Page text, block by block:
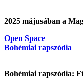
2025 májusában a
Open Space
Bohémiai rapszódia
Bohémiai rapszódia: